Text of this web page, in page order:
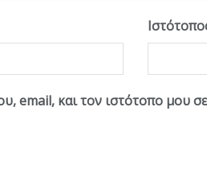
email, και τον ιστότοπο μου